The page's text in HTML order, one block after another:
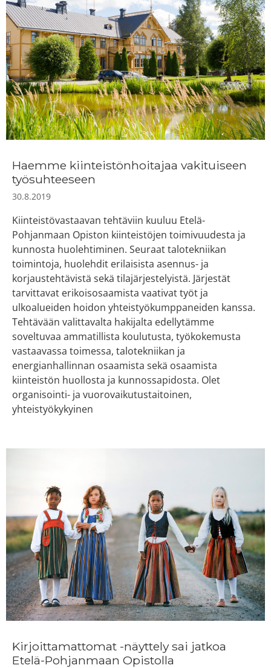
Haemme kiinteistönhoitajaa vakituiseen
työsuhteeseen
30.8.2019
Kiinteistövastaavan tehtäviin kuuluu Etelä-
Pohjanmaan Opiston kiinteistöjen toimivuudesta ja
kunnosta huolehtiminen. Seuraat talotekniikan
toimintoja, huolehdit erilaisista asennus- ja
korjaustehtävistä sekä tilajärjestelyistä. Järjestät
tarvittavat erikoisosaamista vaativat työt ja
ulkoalueiden hoidon yhteistyökumppaneiden kanssa.
Tehtävään valittavalta hakijalta edellytämme
soveltuvaa ammatillista koulutusta, työkokemusta
vastaavassa toimessa, talotekniikan ja
energianhallinnan osaamista sekä osaamista
kiinteistön huollosta ja kunnossapidosta. Olet
organisointi- ja vuorovaikutustaitoinen,
yhteistyökykyinen
Kirjoittamattomat -näyttely sai jatkoa
Etelä-Pohjanmaan Opistolla